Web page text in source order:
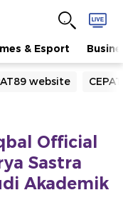
& Esport
website
Official
Sastra
Akademik